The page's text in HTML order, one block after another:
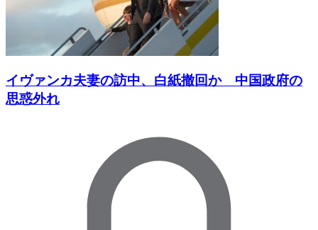
イヴァンカ夫妻の訪中、白紙撤回か 中国政府の
思惑外れ